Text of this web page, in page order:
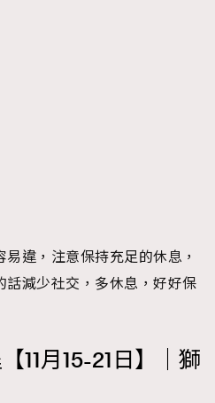
違，注意保持充足的休息，
減少社交，多休息，好好保
11月15-21日】｜獅